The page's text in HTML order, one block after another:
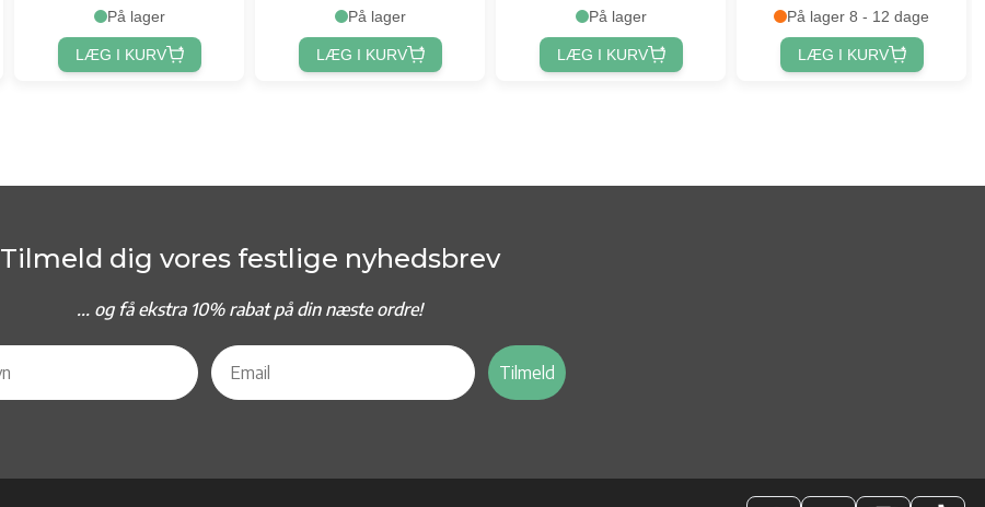
På lager
LÆG I KURV
På lager
LÆG I KURV
På lager
LÆG I KURV
På lager 8 - 12 dage
LÆG I KURV
Tilmeld dig vores festlige nyhedsbrev
... og få ekstra 10% rabat på din næste ordre!
Tilmeld